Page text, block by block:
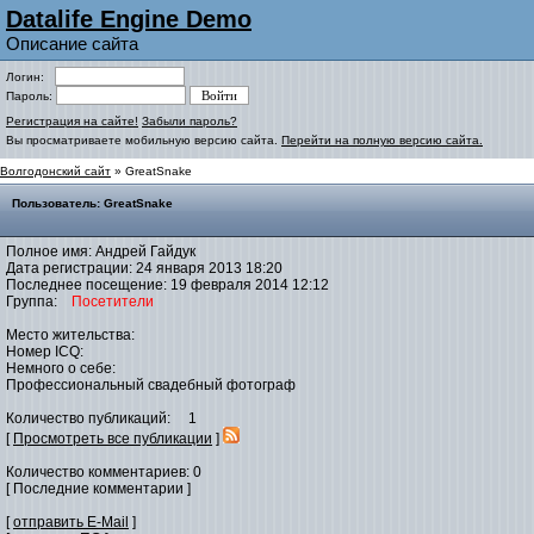
Datalife Engine Demo
Описание сайта
Логин:
Пароль:
Регистрация на сайте! Забыли пароль?
Вы просматриваете мобильную версию сайта. Перейти на полную версию сайта.
Волгодонский сайт » GreatSnake
Пользователь: GreatSnake
Полное имя: Андрей Гайдук
Дата регистрации: 24 января 2013 18:20
Последнее посещение: 19 февраля 2014 12:12
Группа:
Посетители
Место жительства:
Номер ICQ:
Немного о себе:
Профессиональный свадебный фотограф
Количество публикаций: 1
[ Просмотреть все публикации ]
Количество комментариев: 0
[ Последние комментарии ]
[отправить E-Mail ]